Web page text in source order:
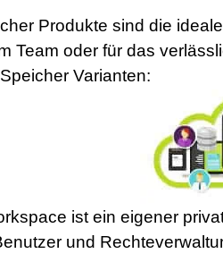
Produkte sind die
Team oder für das
Varianten:
ist ein eigener
und